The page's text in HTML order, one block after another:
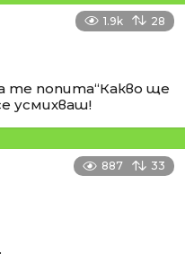
1.9k 28
те попита“Какво ще
усмихваш!
887 33